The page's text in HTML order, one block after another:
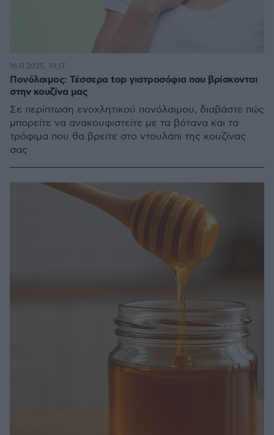
Πονόλαιμος: Τέσσερα top γιατροσόφια που βρίσκονται
στην κουζίνα μας
Σε περίπτωση ενοχλητικού πονόλαιμου, διαβάστε πώς
μπορείτε να ανακουφιστείτε με τα βότανα και τα
τρόφιμα που θα βρείτε στο ντουλάπι της κουζίνας
σας
16.11.2025, 10:17